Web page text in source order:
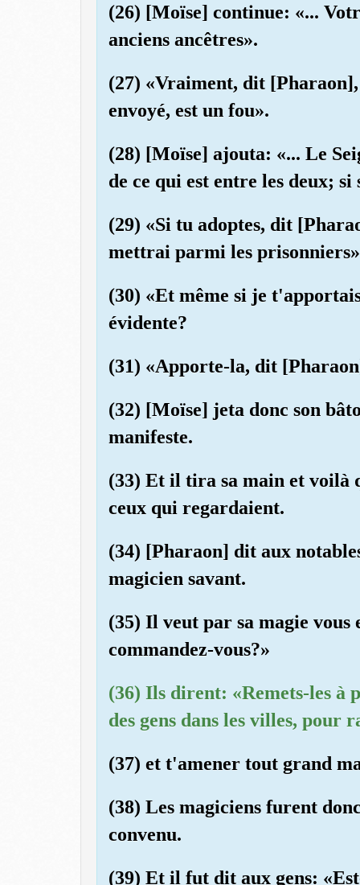
(26) [Moïse] continue: «...
anciens ancêtres».
(27) «Vraiment, dit
envoyé, est un fou».
(28) [Moïse] ajouta: «... Le
de ce qui est entre les deux;
(29) «Si tu adoptes, dit
mettrai parmi les
(30) «Et même si je
évidente?
(31) «Apporte-la, dit
(32) [Moïse] jeta donc son
manifeste.
(33) Et il tira sa main et voilà
ceux qui regardaient.
(34) [Pharaon] dit aux
magicien savant.
(35) Il veut par sa magie
commandez-vous?»
(36) Ils dirent: «Remets-les à
des gens dans les villes, pour
(37) et t'amener tout grand
(38) Les magiciens furent
convenu.
(39) Et il fut dit aux gens: